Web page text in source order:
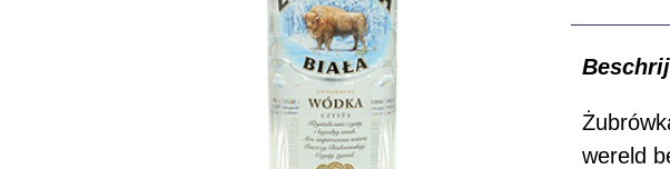
aantal
wereld